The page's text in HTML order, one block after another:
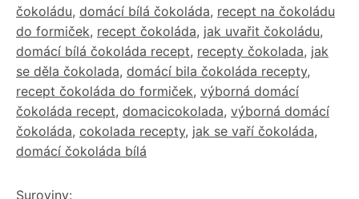
čokoládu, domácí bílá čokoláda, recept na čokoládu
do formiček, recept čokoláda, jak uvařit čokoládu,
domácí bílá čokoláda recept, recepty čokolada, jak
se děla čokolada, domácí bila čokoláda recepty,
recept čokoláda do formiček, výborná domácí
čokoláda recept, domacicokolada, výborná domácí
čokoláda, cokolada recepty, jak se vaří čokoláda,
domácí čokoláda bílá
Suroviny: